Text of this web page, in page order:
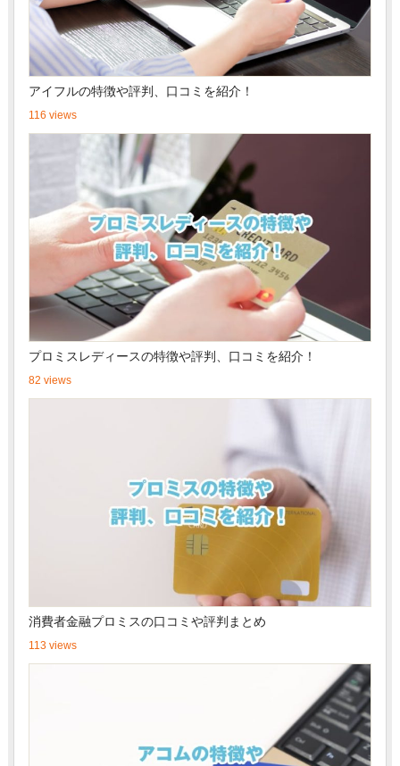
アイフルの特徴や評判、口コミを紹介！
116 views
プロミスレディースの特徴や評判、口コミを紹介！
82 views
消費者金融プロミスの口コミや評判まとめ
113 views